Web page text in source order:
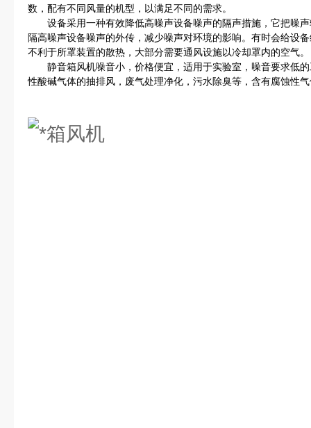
数，配有不同风量的机型，以满足不同的需求。
设备采用一种有效降低高噪声设备噪声的隔声措施，它把噪声
隔高噪声设备噪声的外传，减少噪声对环境的影响。有时会给设
不利于所罩装置的散热，大部分需要通风设施以冷却罩内的空气。
静音箱风机噪音小，价格便宜，适用于实验室，噪音要求低的
性酸碱气体的抽排风，废气处理净化，污水除臭等，含有腐蚀性